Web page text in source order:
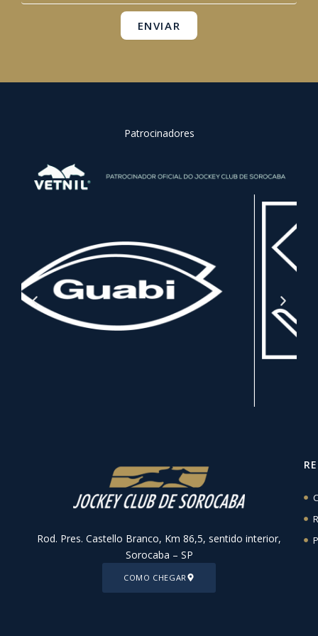
m
ENVIAR
Patrocinadores
Rod. Pres. Castello Branco, Km 86,5, sentido interior,
Sorocaba – SP
COMO CHEGAR